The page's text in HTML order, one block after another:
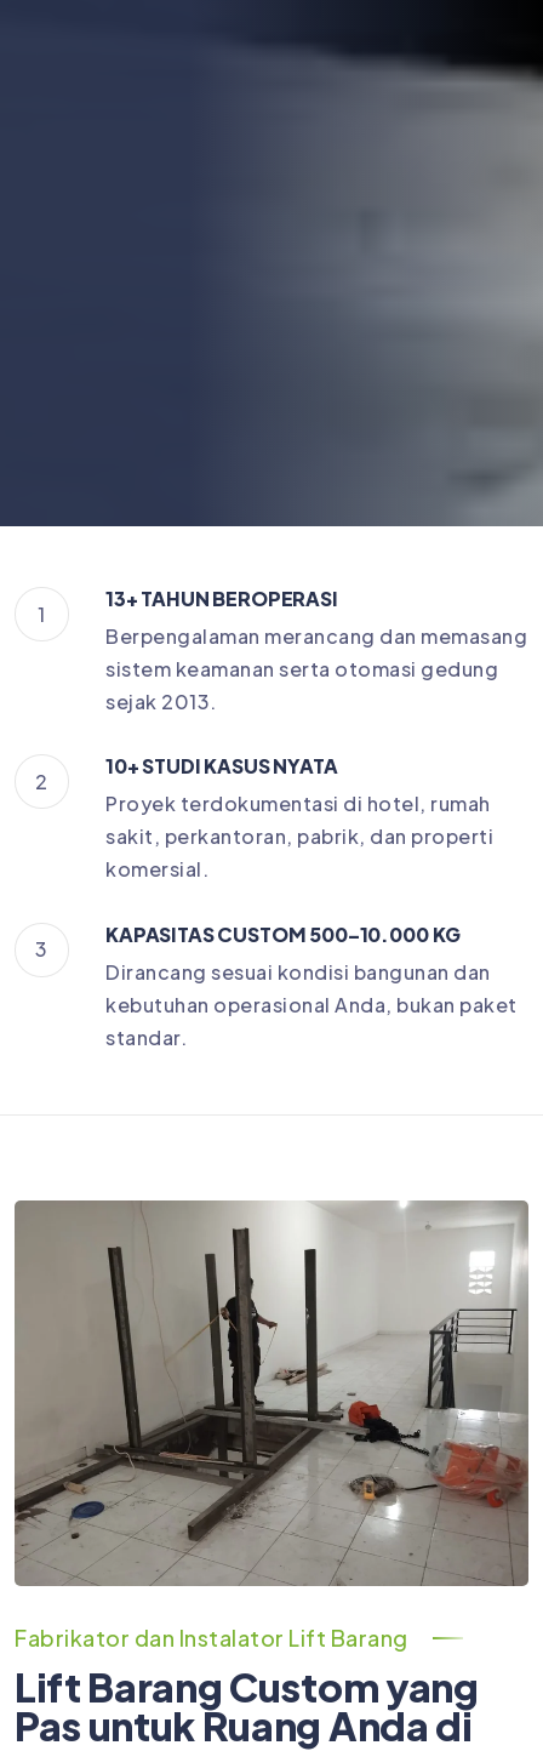
1
13+ TAHUN BEROPERASI
Berpengalaman merancang dan memasang
sistem keamanan serta otomasi gedung
sejak 2013.
2
10+ STUDI KASUS NYATA
Proyek terdokumentasi di hotel, rumah
sakit, perkantoran, pabrik, dan properti
komersial.
3
KAPASITAS CUSTOM 500–10.000 KG
Dirancang sesuai kondisi bangunan dan
kebutuhan operasional Anda, bukan paket
standar.
Fabrikator dan Instalator Lift Barang
Lift Barang Custom yang
Pas untuk Ruang Anda di